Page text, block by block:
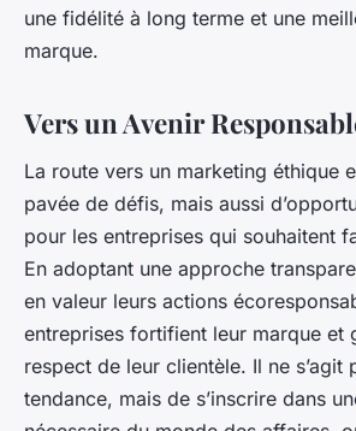
une fidélité à long terme et une
marque.
Vers un Avenir
La route vers un marketing éthique
pavée de défis, mais aussi
pour les entreprises qui souhaitent
En adoptant une approche
en valeur leurs actions
entreprises fortifient leur marque et
respect de leur clientèle. Il ne s’agit
tendance, mais de s’inscrire dans